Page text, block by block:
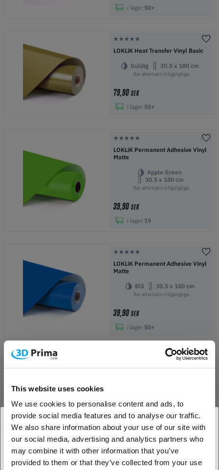
This website uses cookies
We use cookies to personalise content and ads, to
provide social media features and to analyse our traffic.
We also share information about your use of our site with
our social media, advertising and analytics partners who
may combine it with other information that you’ve
provided to them or that they’ve collected from your use
i lager 50+
LOKLiK Heat Transfer Vinyl Basic
Guldig 30.5 x 180 cm
fler alternativ tillgängliga
79,90 SEK
i lager 50+
LOKLiK Permanent Adhesive Vinyl
Matte
Apple Green
30.5 x 180 cm
fler alternativ tillgängliga
39,90 SEK
i lager 19
LOKLiK Permanent Adhesive Vinyl
Matte
Blå 30.5 x 180 cm
fler alternativ tillgängliga
39,90 SEK
i lager 50+
LOKLiK Permanent Adhesive Vinyl
fler alternativ tillgängliga
39,90SEK
1. Är du en företagskund eller en privatkund?
Företagskund